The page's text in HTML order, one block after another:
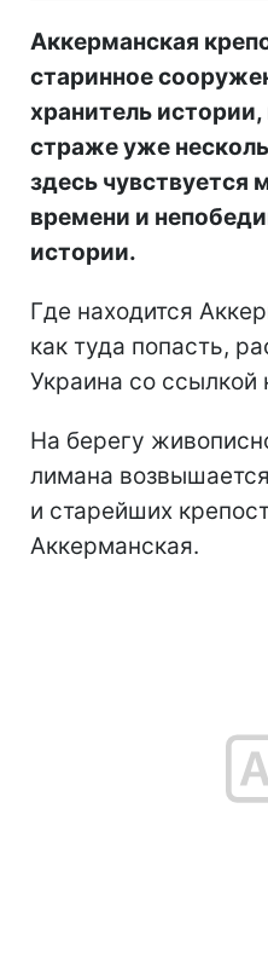
Аккерманская
старинное
хранитель
страже уже
здесь чувствуется
времени и
истории.
Где находится
как туда попасть,
Украина со ссылкой
На берегу
лимана
и старейших
Аккерманская.